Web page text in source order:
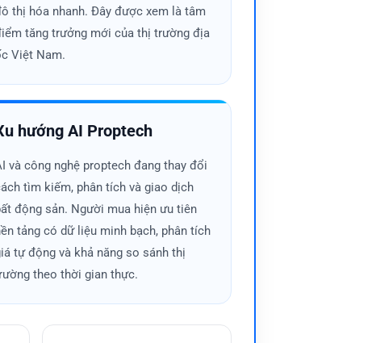
hộ trung tâm bão hòa, dòng vốn
biến động dòng tiền để đón đầu cơ
thấp nhưng hạ tầng đang phát triển
Bắc Nam đang trở thành tâm điểm
Sản. Khi lãi suất thấp, nhu cầu vay vốn
trầm lắng và buộc nhà đầu tư chuyển
thị hóa nhanh. Đây được xem là tâm
tăng trưởng mới của thị trường địa
Việt Nam.
hướng AI Proptech
và công nghệ proptech đang thay đổi
tìm kiếm, phân tích và giao dịch
động sản. Người mua hiện ưu tiên
tảng có dữ liệu minh bạch, phân tích
tự động và khả năng so sánh thị
theo thời gian thực.